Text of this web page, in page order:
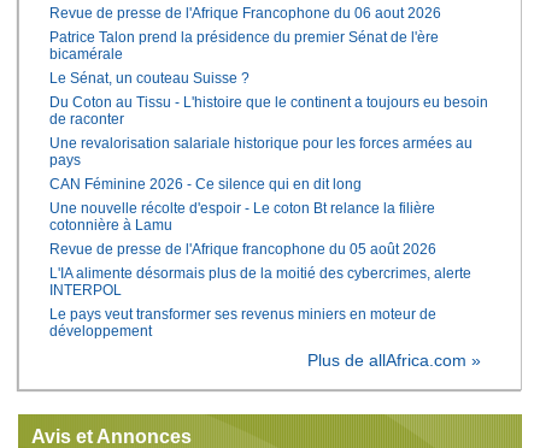
Revue de presse de l'Afrique Francophone du 06 aout 2026
Patrice Talon prend la présidence du premier Sénat de l'ère
bicamérale
Le Sénat, un couteau Suisse ?
Du Coton au Tissu - L'histoire que le continent a toujours eu besoin
de raconter
Une revalorisation salariale historique pour les forces armées au
pays
CAN Féminine 2026 - Ce silence qui en dit long
Une nouvelle récolte d'espoir - Le coton Bt relance la filière
cotonnière à Lamu
Revue de presse de l'Afrique francophone du 05 août 2026
L'IA alimente désormais plus de la moitié des cybercrimes, alerte
INTERPOL
Le pays veut transformer ses revenus miniers en moteur de
développement
Plus de allAfrica.com »
Avis et Annonces